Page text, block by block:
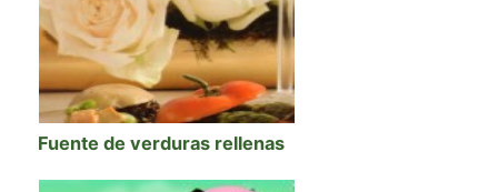
Fuente de verduras rellenas